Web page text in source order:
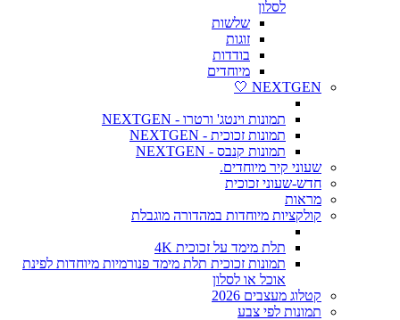
לסלון
שלשות
זוגות
בודדות
מיוחדים
NEXTGEN 🤍
תמונות וינטג' ורטרו - NEXTGEN
תמונות זכוכית - NEXTGEN
תמונות קנבס - NEXTGEN
שעוני קיר מיוחדים.
חדש-שעוני זכוכית
מראות
קולקציות מיוחדות במהדורה מוגבלת
תלת מימד על זכוכית 4K
תמונות זכוכית תלת מימד פנורמיות מיוחדות לפינת
אוכל או לסלון
קטלוג מעצבים 2026
תמונות לפי צבע